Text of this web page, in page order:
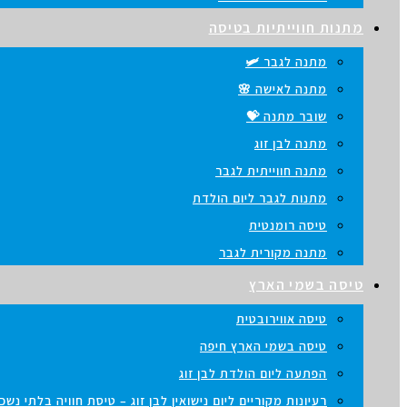
מתנות חווייתיות בטיסה
מתנה לגבר 🛩️
מתנה לאישה 🌸
שובר מתנה 💝
מתנה לבן זוג
מתנה חווייתית לגבר
מתנות לגבר ליום הולדת
טיסה רומנטית
מתנה מקורית לגבר
טיסה בשמי הארץ
טיסה אווירובטית
טיסה בשמי הארץ חיפה
הפתעה ליום הולדת לבן זוג
רעיונות מקוריים ליום נישואין לבן זוג – טיסת חוויה בלתי